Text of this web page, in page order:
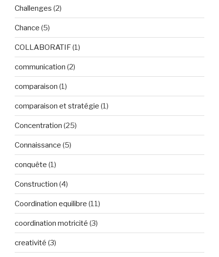
Challenges (2)
Chance (5)
COLLABORATIF(1)
communication (2)
comparaison (1)
comparaison et stratégie (1)
Concentration (25)
Connaissance (5)
conquête (1)
Construction (4)
Coordination equilibre (11)
coordination motricité (3)
creativité (3)